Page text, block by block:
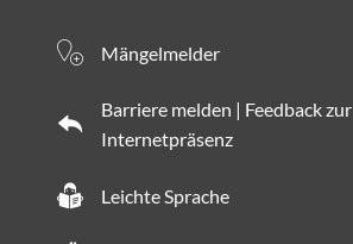
Mängelmelder
Barriere melden | Feedback zur
Internetpräsenz
Leichte Sprache